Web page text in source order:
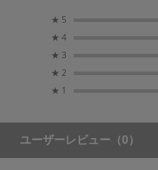
★ 5
★ 4
★ 3
★ 2
★ 1
ユーザーレビュー （0）